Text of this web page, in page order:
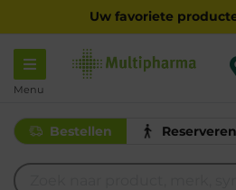
Uw favoriete
Menu
Bestellen Reserveren